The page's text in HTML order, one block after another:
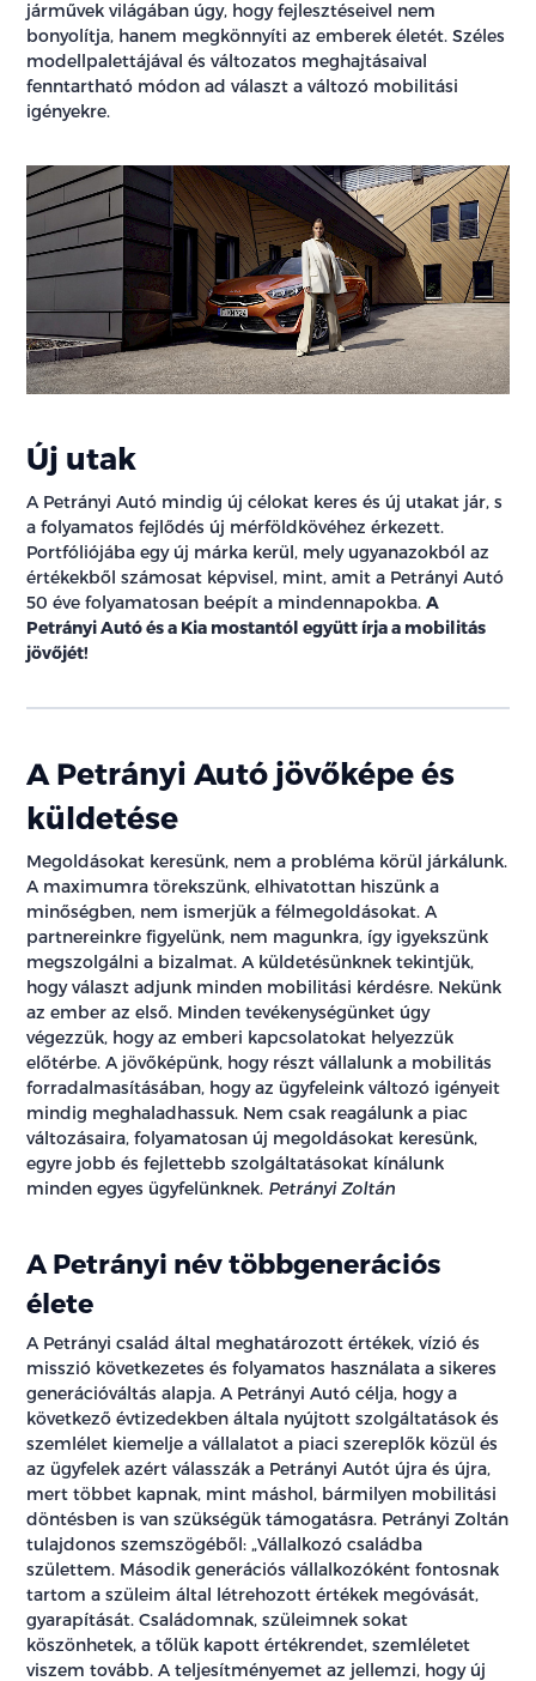
járművek világában úgy, hogy fejlesztéseivel nem
bonyolítja, hanem megkönnyíti az emberek életét. Széles
modellpalettájával és változatos meghajtásaival
fenntartható módon ad választ a változó mobilitási
igényekre.
Új utak
A Petrányi Autó mindig új célokat keres és új utakat jár, s
a folyamatos fejlődés új mérföldkövéhez érkezett.
Portfóliójába egy új márka kerül, mely ugyanazokból az
értékekből számosat képvisel, mint, amit a Petrányi Autó
50 éve folyamatosan beépít a mindennapokba.A
Petrányi Autó és a Kia mostantól együtt írja a mobilitás
jövőjét!
A Petrányi Autó jövőképe és
küldetése
Megoldásokat keresünk, nem a probléma körül járkálunk.
A maximumra törekszünk, elhivatottan hiszünk a
minőségben, nem ismerjük a félmegoldásokat. A
partnereinkre figyelünk, nem magunkra, így igyekszünk
megszolgálni a bizalmat. A küldetésünknek tekintjük,
hogy választ adjunk minden mobilitási kérdésre. Nekünk
az ember az első. Minden tevékenységünket úgy
végezzük, hogy az emberi kapcsolatokat helyezzük
előtérbe. A jövőképünk, hogy részt vállalunk a mobilitás
forradalmasításában, hogy az ügyfeleink változó igényeit
mindig meghaladhassuk. Nem csak reagálunk a piac
változásaira, folyamatosan új megoldásokat keresünk,
egyre jobb és fejlettebb szolgáltatásokat kínálunk
minden egyes ügyfelünknek. Petrányi Zoltán
A Petrányi név többgenerációs
élete
A Petrányi család által meghatározott értékek, vízió és
misszió következetes és folyamatos használata a sikeres
generációváltás alapja. A Petrányi Autó célja, hogy a
következő évtizedekben általa nyújtott szolgáltatások és
szemlélet kiemelje a vállalatot a piaci szereplők közül és
az ügyfelek azért válasszák a Petrányi Autót újra és újra,
mert többet kapnak, mint máshol, bármilyen mobilitási
döntésben is van szükségük támogatásra. Petrányi Zoltán
tulajdonos szemszögéből: „Vállalkozó családba
születtem. Második generációs vállalkozóként fontosnak
tartom a szüleim által létrehozott értékek megóvását,
gyarapítását. Családomnak, szüleimnek sokat
köszönhetek, a tőlük kapott értékrendet, szemléletet
viszem tovább. A teljesítményemet az jellemzi, hogy új